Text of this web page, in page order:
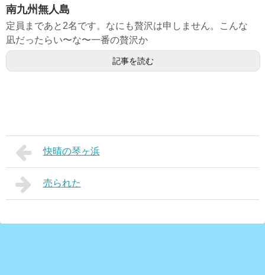
南九州無人島
定員まであと2名です。なにも贅沢は申しません。こんな
凪だったらい〜な〜一番の贅沢か
記事を読む
快晴の琴ヶ浜
売られた